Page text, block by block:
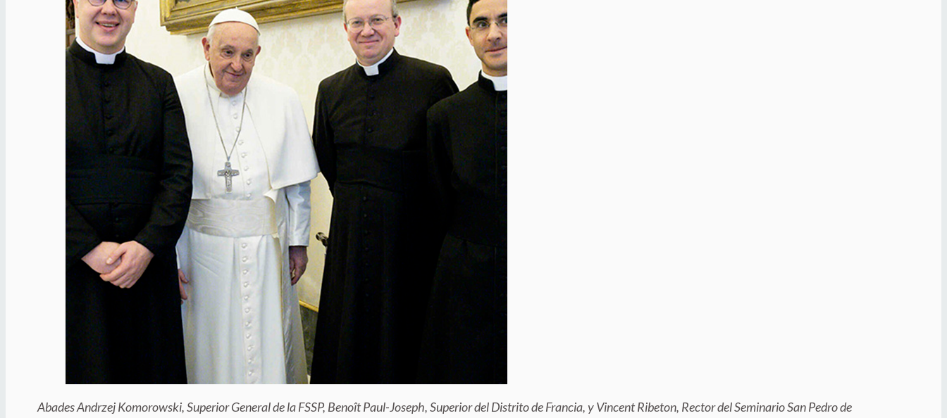
Abades Andrzej Komorowski, Superior General de la FSSP, Benoît Paul-Joseph, Superior del Distrito de Francia, y Vincent Ribeton, Rector del Seminario San Pedro de